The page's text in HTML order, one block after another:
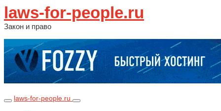
laws-for-people.ru
Закон и право
laws-for-people.ru